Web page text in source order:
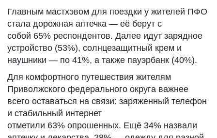
Главным мастхэвом для поездки у жителей ПФО
стала дорожная аптечка — её берут с
собой 65% респондентов. Далее идут зарядное
устройство (53%), солнцезащитный крем и
наушники — по 41%, а также пауэрбанк (40%).
Для комфортного путешествия жителям
Приволжского федерального округа важнее
всего оставаться на связи: заряженный телефон
и стабильный интернет
отметили 63% опрошенных. Ещё 34% назвали